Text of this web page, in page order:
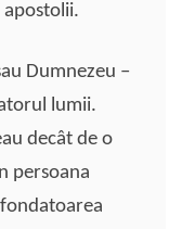
Dumnezeu –
lumii.
decât de o
persoana